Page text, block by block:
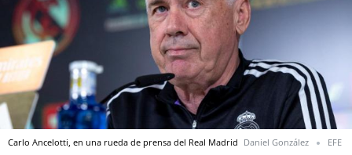
Carlo Ancelotti, en una rueda de prensa del Real Madrid Daniel González EFE